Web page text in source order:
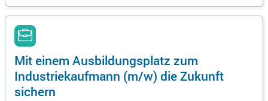
Mit einem Ausbildungsplatz zum
Industriekaufmann (m/w) die Zukunft
sichern